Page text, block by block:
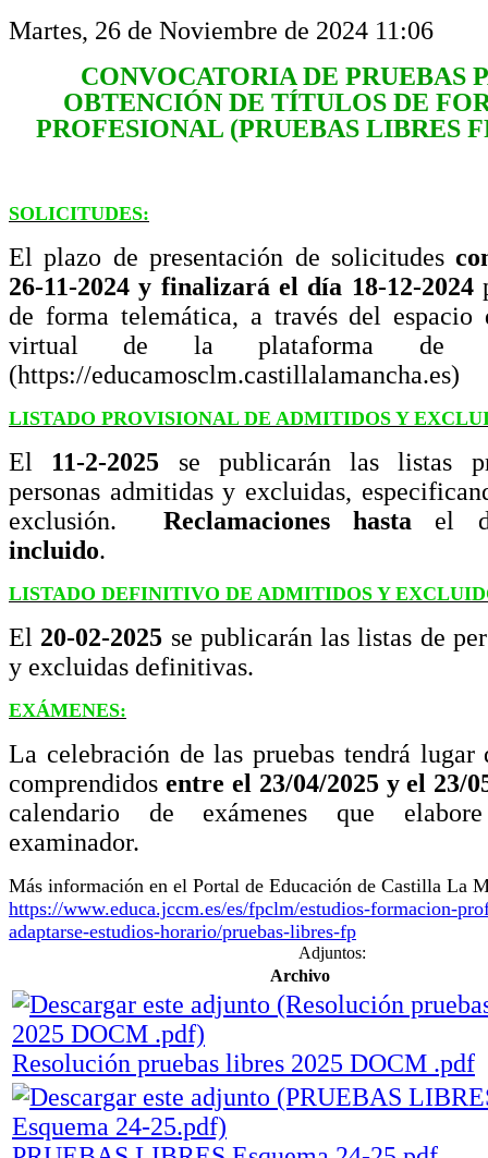
Martes, 26 de Noviembre de 2024 11:06
CONVOCATORIA DE PRUEBAS
OBTENCIÓN DE TÍTULOS DE
PROFESIONAL (PRUEBAS LIBRES
SOLICITUDES:
El plazo de presentación de solicitudes
26-11-2024 y finalizará el día 18-12-2024
de forma telemática, a través del espacio
virtual de la plataforma de
(https://educamosclm.castillalamancha.es)
LISTADO PROVISIONAL DE ADMITIDOS Y
El 11-2-2025 se publicarán las listas
personas admitidas y excluidas,
exclusión. Reclamacioneshasta el
incluido.
LISTADO DEFINITIVO DE ADMITIDOS Y
El 20-02-2025 se publicarán las listas de
y excluidas definitivas.
EXÁMENES:
La celebración de las pruebas tendrá lugar
comprendidos entre el 23/04/2025 y el 23/
calendario de exámenes que
examinador.
Más información en el Portal de Educación de Castilla La
https://www.educa.jccm.es/es/fpclm/estudios-formacion-
adaptarse-estudios-horario/pruebas-libres-fp
Adjuntos:
Archivo
Resolución pruebas libres 2025 DOCM .pdf